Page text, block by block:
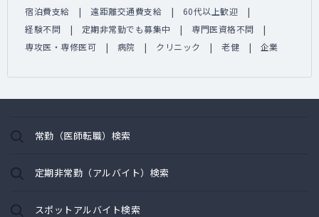
宿泊費支給
遠距離交通費支給
60代以上歓迎
経験不問
定期非常勤でも募集中
専門医資格不問
専攻医・専修医可
病院 クリニック 老健 企業
常勤（医師転職）検索
定期非常勤（アルバイト）検索
スポットアルバイト検索